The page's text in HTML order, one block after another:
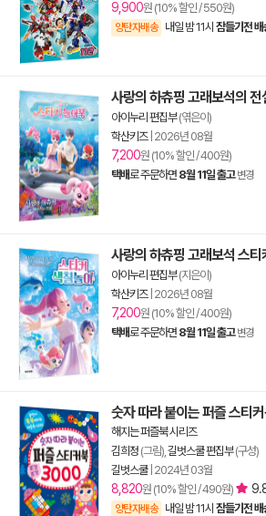
9,900원 (10% 할인 / 550원)
양탄자배송 내일 밤 11시 잠들기전 배
사랑의 하츄핑 고래보석의
아이누리 편집부(엮은이)
학산키즈| 2026년 08월
7,200원 (10% 할인 / 400원)
택배로 주문하면 8월 11일 출고 변경
사랑의 하츄핑 고래보석 스티
아이누리 편집부(지은이)
학산키즈| 2026년 08월
7,200원 (10% 할인 / 400원)
택배로 주문하면 8월 11일 출고 변경
숫자 따라 붙이는 퍼즐 스티
해지는 퍼즐북 시리즈
김희정 (그림), 길벗스쿨 편집부(구성)
길벗스쿨| 2024년 03월
8,820원 (10% 할인 / 490원)
양탄자배송 내일 밤 11시 잠들기전 배